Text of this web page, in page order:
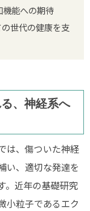
能への期待
世代の健康を支
、神経系へ
は、傷ついた神経
い、適切な発達を
。近年の基礎研究
小粒子であるエク